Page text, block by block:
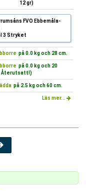
12 gr)
FVO Ebbemåla-
3 Stryket
på 0.0 kg och 28 cm.
på 0.0 kg och 20
Återutsatt!)
på 2.5 kg och 60 cm.
Läs mer...